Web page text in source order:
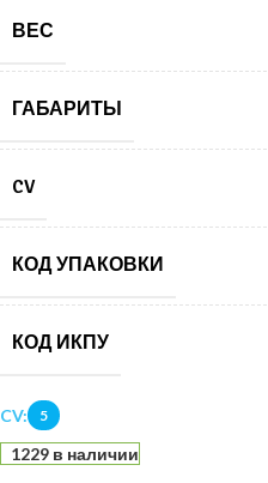
ВЕС
ГАБАРИТЫ
CV
КОД УПАКОВКИ
КОД ИКПУ
CV: 5
1229 в наличии